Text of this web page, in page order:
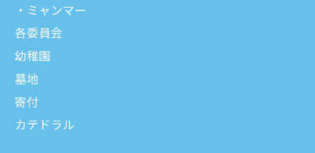
ミャンマー
各委員会
幼稚園
墓地
寄付
カテドラル